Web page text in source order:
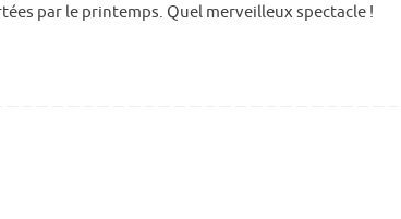
par le printemps. Quel merveilleux spectacle !